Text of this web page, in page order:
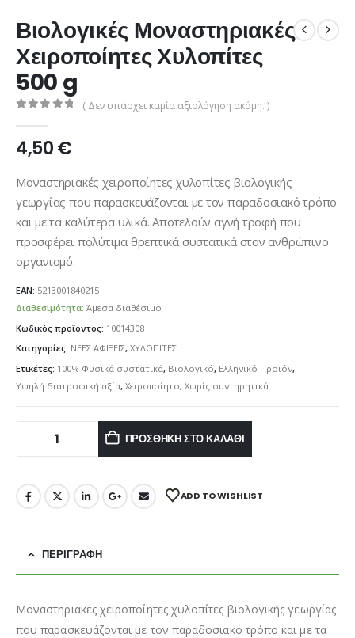
Βιολογικές Μοναστηριακές
Χειροποίητες Χυλοπίτες
500 g
( Δεν υπάρχει καμία αξιολόγηση ακόμη. )
4,50€
Μοναστηριακές χειροποίητες χυλοπίτες βιολογικής
γεωργίας που παρασκευάζονται με τον παραδοσιακό τρόπο
και με τα καλύτερα υλικά. Αποτελούν αγνή τροφή που
προσφέρει πολύτιμα θρεπτικά συστατικά στον ανθρώπινο
οργανισμό.
EAN: 5213001840215
Διαθεσιμότητα: Άμεσα διαθέσιμο
Κωδικός προϊόντος: 10014308
Κατηγορίες: ΝΕΕΣ ΑΦΙΞΕΙΣ, ΧΥΛΟΠΙΤΕΣ
Ετικέτες: 100% Φυσικά συστατικά, Βιολογικό, Ελληνικό Προϊόν,
Υψηλή διατροφική αξία, Χειροποίητο, Χωρίς συντηρητικά
ΠΡΟΣΘΉΚΗ ΣΤΟ ΚΑΛΆΘΙ
ADD TO WISHLIST
ΠΕΡΙΓΡΑΦΉ
Μοναστηριακές χειροποίητες χυλοπίτες βιολογικής γεωργίας
που παρασκευάζονται με τον παραδοσιακό τρόπο και με τα